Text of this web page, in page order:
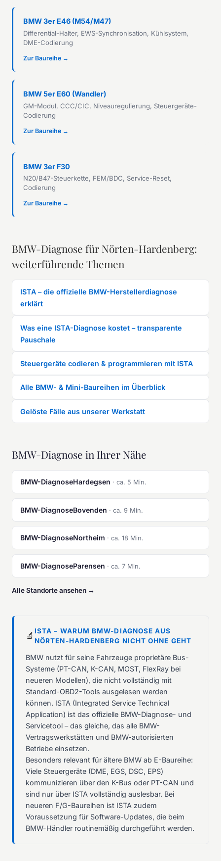
BMW 3er E46 (M54/M47)
Differential-Halter, EWS-Synchronisation, Kühlsystem,
DME-Codierung
Zur Baureihe →
BMW 5er E60 (Wandler)
GM-Modul, CCC/CIC, Niveauregulierung, Steuergeräte-
Codierung
Zur Baureihe →
BMW 3er F30
N20/B47-Steuerkette, FEM/BDC, Service-Reset,
Codierung
Zur Baureihe →
BMW-Diagnose für Nörten-Hardenberg:
weiterführende Themen
ISTA – die offizielle BMW-Herstellerdiagnose
erklärt
Was eine ISTA-Diagnose kostet – transparente
Pauschale
Steuergeräte codieren & programmieren mit ISTA
Alle BMW- & Mini-Baureihen im Überblick
Gelöste Fälle aus unserer Werkstatt
BMW-Diagnose in Ihrer Nähe
BMW-DiagnoseHardegsen · ca. 5 Min.
BMW-DiagnoseBovenden · ca. 9 Min.
BMW-DiagnoseNortheim · ca. 18 Min.
BMW-DiagnoseParensen · ca. 7 Min.
Alle Standorte ansehen →
🔬 ISTA – WARUM BMW-DIAGNOSE AUS
NÖRTEN-HARDENBERG NICHT OHNE GEHT
BMW nutzt für seine Fahrzeuge proprietäre Bus-
Systeme (PT-CAN, K-CAN, MOST, FlexRay bei
neueren Modellen), die nicht vollständig mit
Standard-OBD2-Tools ausgelesen werden
können. ISTA (Integrated Service Technical
Application) ist das offizielle BMW-Diagnose- und
Servicetool – das gleiche, das alle BMW-
Vertragswerkstätten und BMW-autorisierten
Betriebe einsetzen.
Besonders relevant für ältere BMW ab E-Baureihe:
Viele Steuergeräte (DME, EGS, DSC, EPS)
kommunizieren über den K-Bus oder PT-CAN und
sind nur über ISTA vollständig auslesbar. Bei
neueren F/G-Baureihen ist ISTA zudem
Voraussetzung für Software-Updates, die beim
BMW-Händler routinemäßig durchgeführt werden.